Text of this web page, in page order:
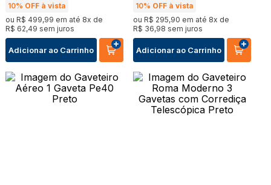
10% OFF à vista
ou R$ 499,99 em até 8x de
R$ 62,49 sem juros
Adicionar ao Carrinho
10% OFF à vista
ou R$ 295,90 em até 8x de
R$ 36,98 sem juros
Adicionar ao Carrinho